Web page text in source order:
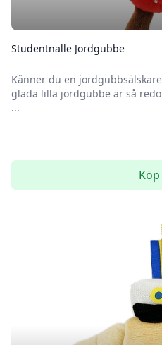
Studentnalle Jordgubbe
Känner du en
glada lilla jordgubbe är så
...